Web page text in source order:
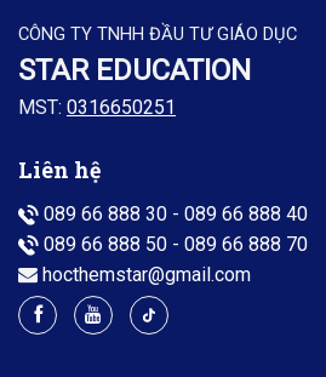
CÔNG TY TNHH ĐẦU TƯ GIÁO DỤC
STAR EDUCATION
MST: 0316650251
Liên hệ
089 66 888 30 - 089 66 888 40
089 66 888 50 - 089 66 888 70
hocthemstar@gmail.com